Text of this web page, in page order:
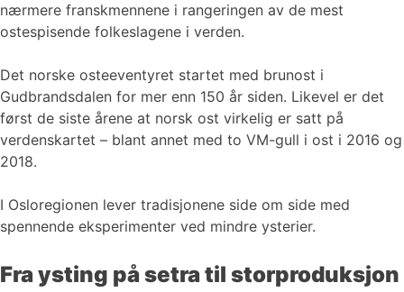
nærmere franskmennene i rangeringen av de mest
ostespisende folkeslagene i verden.
Det norske osteeventyret startet med brunost i
Gudbrandsdalen for mer enn 150 år siden. Likevel er det
først de siste årene at norsk ost virkelig er satt på
verdenskartet – blant annet med to VM-gull i ost i 2016 og
2018.
I Osloregionen lever tradisjonene side om side med
spennende eksperimenter ved mindre ysterier.
Fra ysting på setra til storproduksjon